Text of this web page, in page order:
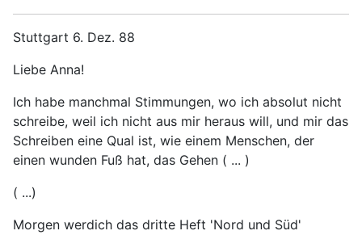
Stuttgart 6. Dez. 88
Liebe Anna!
Ich habe manchmal Stimmungen, wo ich absolut nicht
schreibe, weil ich nicht aus mir heraus will, und mir das
Schreiben eine Qual ist, wie einem Menschen, der
einen wunden Fuß hat, das Gehen ( ... )
( ...)
Morgen werdich das dritte Heft 'Nord und Süd'